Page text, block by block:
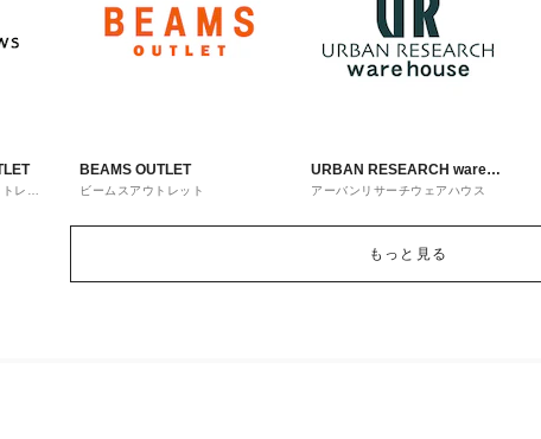
レッ
BEAMS OUTLET
ビームスアウトレット
URBAN RESEARCH ware
house
アーバンリサーチウェアハウス
もっと見る